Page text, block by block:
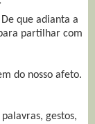
que adianta a
partilhar com
do nosso afeto.
gestos,